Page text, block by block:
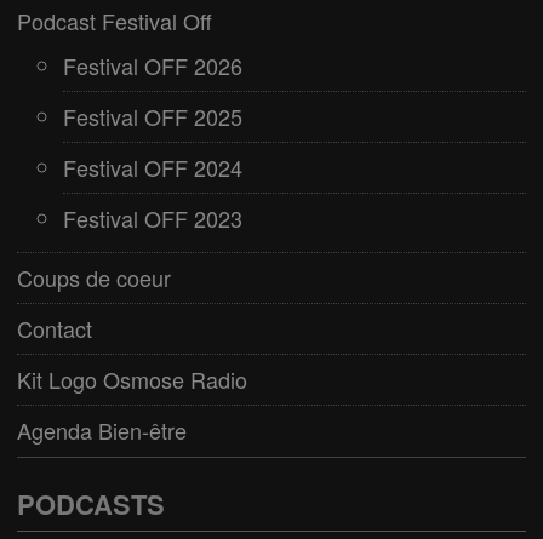
Podcast Festival Off
Festival OFF 2026
Festival OFF 2025
Festival OFF 2024
Festival OFF 2023
Coups de coeur
Contact
Kit Logo Osmose Radio
Agenda Bien-être
PODCASTS